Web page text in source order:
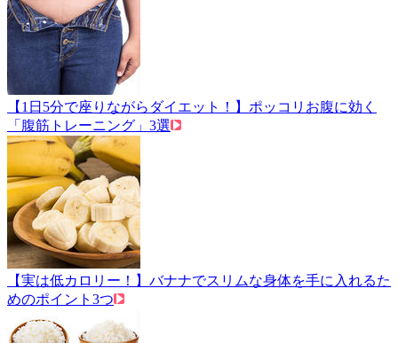
【1日5分で座りながらダイエット！】ポッコリお腹に効く
「腹筋トレーニング」3選
【実は低カロリー！】バナナでスリムな身体を手に入れるた
めのポイント3つ